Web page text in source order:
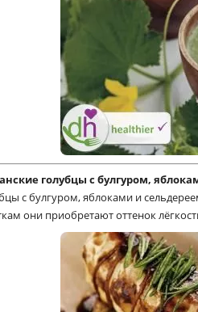
голубцы с булгуром,
с булгуром, яблоками и
они приобретают оттенок